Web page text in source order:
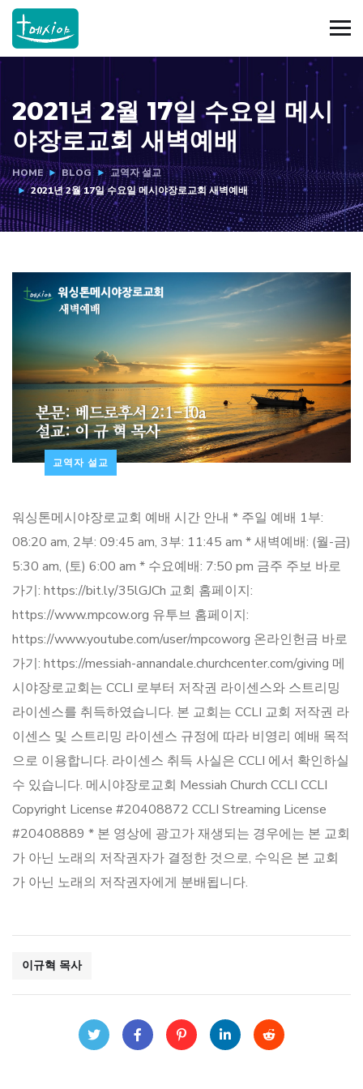
2021년 2월 17일 수요일 메시
야장로교회 새벽예배
HOME BLOG
교역자 설교
2021년 2월 17일 수요일 메시야장로교회 새벽예배
교역자 설교
워싱톤메시야장로교회 예배 시간 안내 * 주일 예배 1부:
08:20 am, 2부: 09:45 am, 3부: 11:45 am * 새벽예배: (월-금)
5:30 am, (토) 6:00 am * 수요예배: 7:50 pm 금주 주보 바로
가기: https://bit.ly/35lGJCh 교회 홈페이지:
https://www.mpcow.org 유투브 홈페이지:
https://www.youtube.com/user/mpcoworg 온라인헌금 바로
가기: https://messiah-annandale.churchcenter.com/giving 메
시야장로교회는 CCLI 로부터 저작권 라이센스와 스트리밍
라이센스를 취득하였습니다. 본 교회는 CCLI 교회 저작권 라
이센스 및 스트리밍 라이센스 규정에 따라 비영리 예배 목적
으로 이용합니다. 라이센스 취득 사실은 CCLI 에서 확인하실
수 있습니다. 메시야장로교회 Messiah Church CCLI CCLI
Copyright License #20408872 CCLI Streaming License
#20408889 * 본 영상에 광고가 재생되는 경우에는 본 교회
가 아닌 노래의 저작권자가 결정한 것으로, 수익은 본 교회
가 아닌 노래의 저작권자에게 분배됩니다.
이규혁 목사